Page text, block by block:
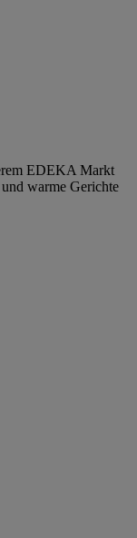
EDEKA Markt
warme Gerichte